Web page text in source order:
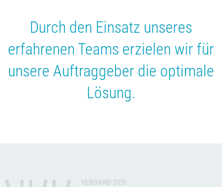
Durch den Einsatz unseres
erfahrenen Teams erzielen wir für
unsere Auftraggeber die optimale
Lösung.